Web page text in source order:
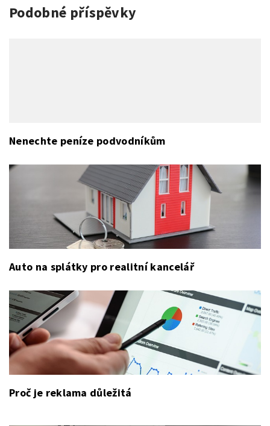
Podobné příspěvky
Nenechte peníze podvodníkům
Auto na splátky pro realitní kancelář
Proč je reklama důležitá